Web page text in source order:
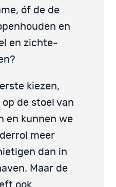
óf de de
en
en zichte-
kiezen,
de stoel van
en kunnen we
meer
dan in
Maar de